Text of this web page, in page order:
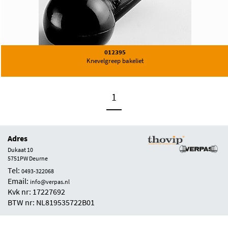
012395
Knevelgreep bakeliet
1
Adres
Dukaat 10
5751PW Deurne
Tel: 0493-322068
Email: info@verpas.nl
Kvk nr: 17227692
BTW nr: NL819535722B01